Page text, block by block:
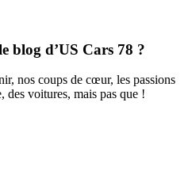
blog d’US Cars 78 ?
nos coups de cœur, les passions
des voitures, mais pas que !